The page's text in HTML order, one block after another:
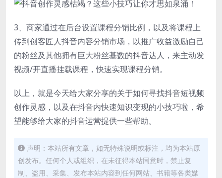
3、商家通过在后台设置课程分销比例，以及将课程上
传到创客匠人抖音内容分销市场，以推广收益激励自己
的粉丝及其他拥有巨大粉丝基数的抖音达人，来主动发
视频/开直播挂载课程，快速实现课程分销。
以上，就是今天给大家分享的关于如何寻找抖音短视频
创作灵感，以及在抖音内快速知识变现的小技巧啦，希
望能够给大家的抖音运营提供一些帮助。
声明：本站所有文章，如无特殊说明或标注，均为本站原
创发布。任何个人或组织，在未征得本站同意时，禁止复
制、盗用、采集、发布本站内容到任何网站、书籍等各类媒